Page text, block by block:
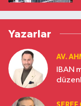
Yazarlar
AV.
IBAN